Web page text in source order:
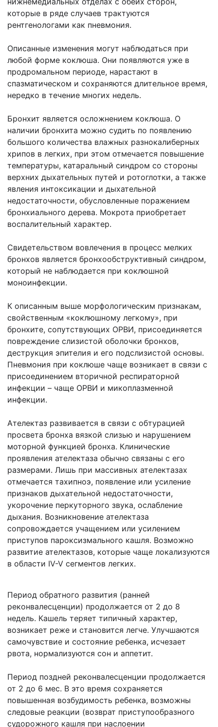
которые в ряде случаев трактуются
рентгенологами как пневмония.
Описанные изменения могут наблюдаться при
любой форме коклюша. Они появляются уже в
продромальном периоде, нарастают в
спазматическом и сохраняются длительное время,
нередко в течение многих недель.
Бронхит является осложнением коклюша. О
наличии бронхита можно судить по появлению
большого количества влажных разнокалиберных
хрипов в легких, при этом отмечается повышение
температуры, катаральный синдром со стороны
верхних дыхательных путей и ротоглотки, а также
явления интоксикации и дыхательной
недостаточности, обусловленные поражением
бронхиального дерева. Мокрота приобретает
воспалительный характер.
Свидетельством вовлечения в процесс мелких
бронхов является бронхообструктивный синдром,
который не наблюдается при коклюшной
моноинфекции.
К описанным выше морфологическим признакам,
свойственным «коклюшному легкому», при
бронхите, сопутствующих ОРВИ, присоединяется
повреждение слизистой оболочки бронхов,
деструкция эпителия и его подслизистой основы.
Пневмония при коклюше чаще возникает в связи с
присоединением вторичной респираторной
инфекции – чаще ОРВИ и микоплазменной
инфекции.
Ателектаз развивается в связи с обтурацией
просвета бронха вязкой слизью и нарушением
моторной функцией бронха. Клинические
проявления ателектаза обычно связаны с его
размерами. Лишь при массивных ателектазах
отмечается тахипноэ, появление или усиление
признаков дыхательной недостаточности,
укорочение перкуторного звука, ослабление
дыхания. Возникновение ателектаза
сопровождается учащением или усилением
приступов пароксизмального кашля. Возможно
развитие ателектазов, которые чаще локализуются
в области IV-V сегментов легких.
Период обратного развития (ранней
реконвалесценции) продолжается от 2 до 8
недель. Кашель теряет типичный характер,
возникает реже и становится легче. Улучшаются
самочувствие и состояние ребенка, исчезает
рвота, нормализуются сон и аппетит.
Период поздней реконвалесценции продолжается
от 2 до 6 мес. В это время сохраняется
повышенная возбудимость ребенка, возможны
следовые реакции (возврат приступообразного
судорожного кашля при наслоении